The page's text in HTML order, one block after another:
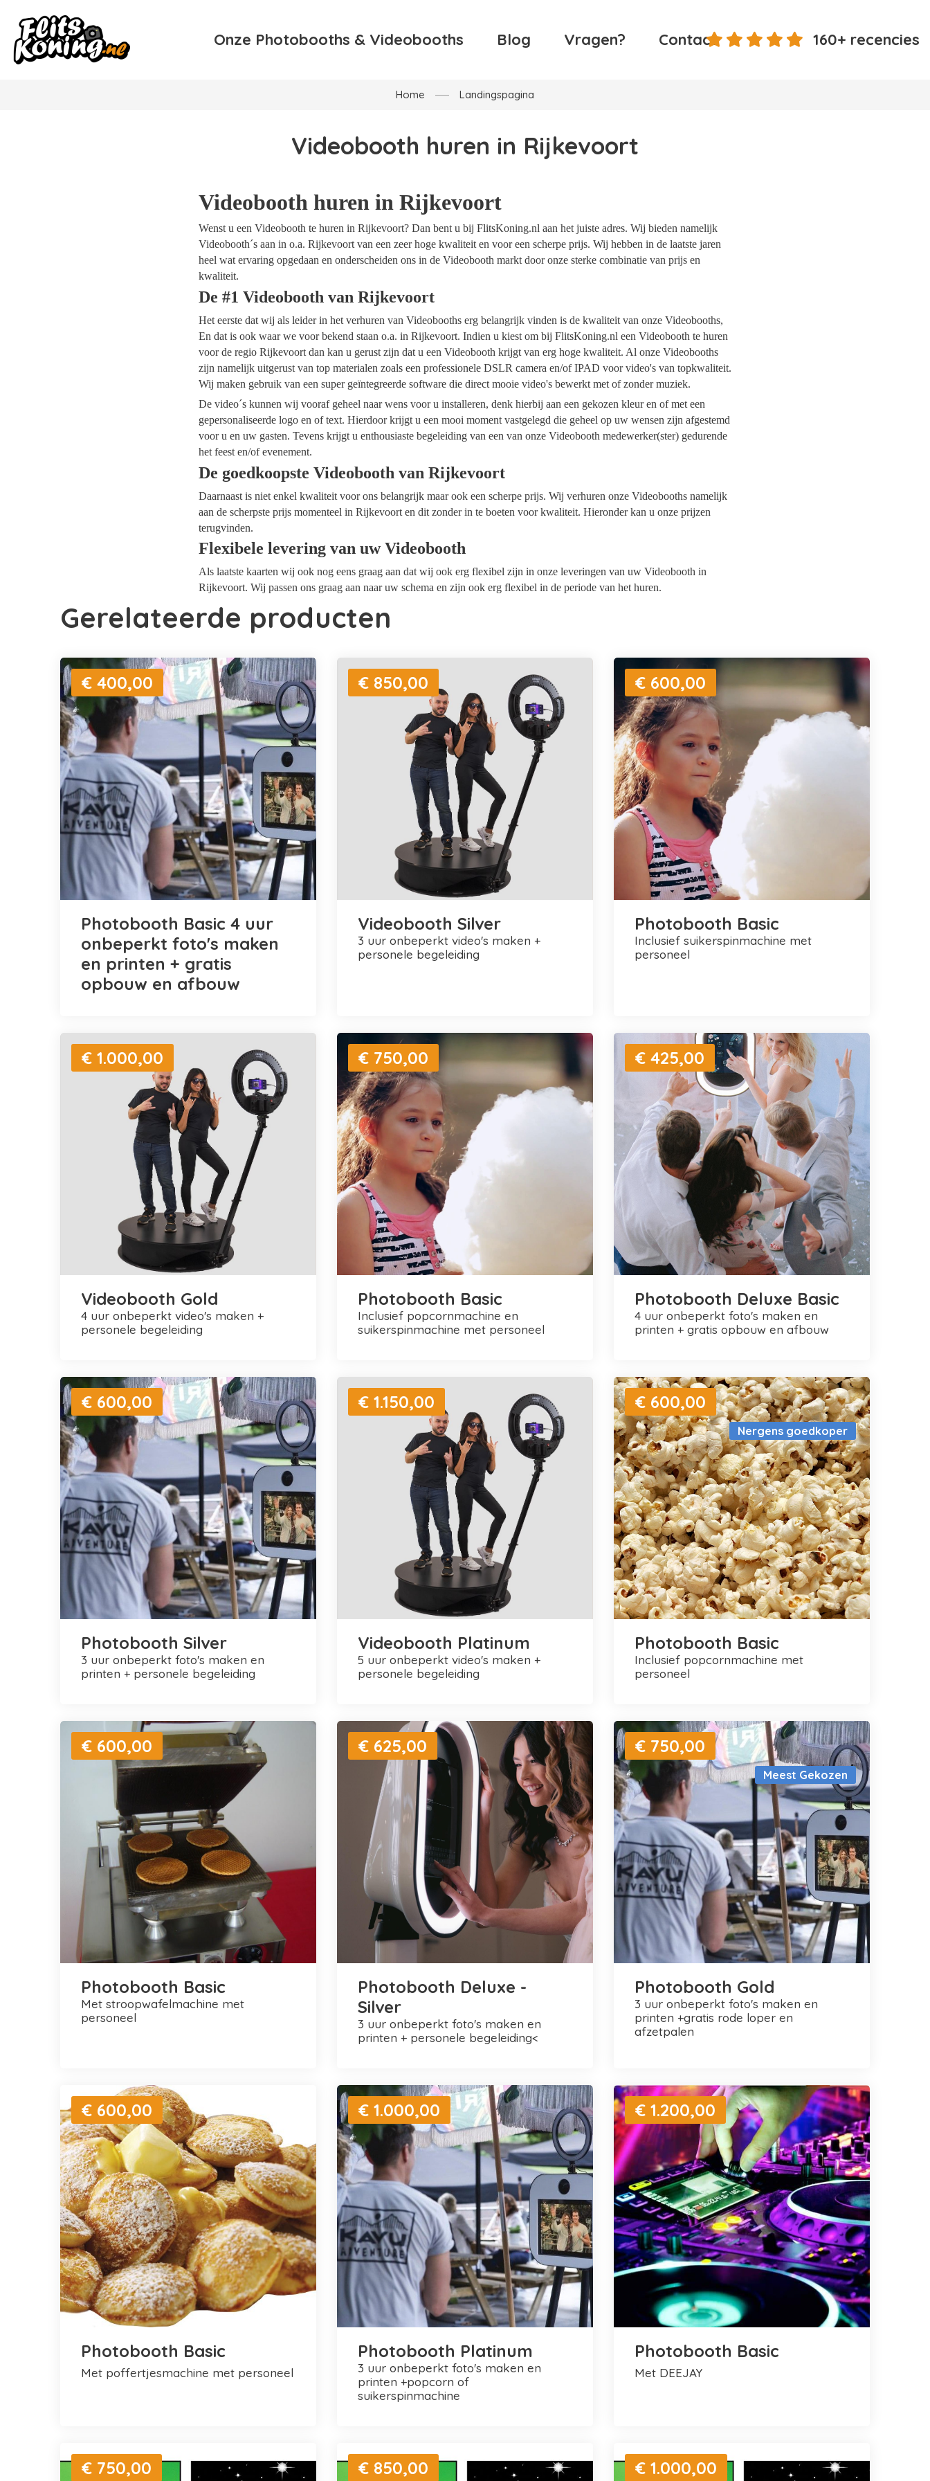
Onze Photobooths & Videobooths Blog Vragen? Contact 160+ recencies
Home Landingspagina
Videobooth huren in Rijkevoort
Videobooth huren in Rijkevoort
Wenst u een Videobooth te huren in Rijkevoort? Dan bent u bij FlitsKoning.nl aan het juiste adres. Wij bieden namelijk
Videobooth´s aan in o.a. Rijkevoort van een zeer hoge kwaliteit en voor een scherpe prijs. Wij hebben in de laatste jaren
heel wat ervaring opgedaan en onderscheiden ons in de Videobooth markt door onze sterke combinatie van prijs en
kwaliteit.
De #1 Videobooth van Rijkevoort
Het eerste dat wij als leider in het verhuren van Videobooths erg belangrijk vinden is de kwaliteit van onze Videobooths,
En dat is ook waar we voor bekend staan o.a. in Rijkevoort. Indien u kiest om bij FlitsKoning.nl een Videobooth te huren
voor de regio Rijkevoort dan kan u gerust zijn dat u een Videobooth krijgt van erg hoge kwaliteit. Al onze Videobooths
zijn namelijk uitgerust van top materialen zoals een professionele DSLR camera en/of IPAD voor video's van topkwaliteit.
Wij maken gebruik van een super geïntegreerde software die direct mooie video's bewerkt met of zonder muziek.
De video´s kunnen wij vooraf geheel naar wens voor u installeren, denk hierbij aan een gekozen kleur en of met een
gepersonaliseerde logo en of text. Hierdoor krijgt u een mooi moment vastgelegd die geheel op uw wensen zijn afgestemd
voor u en uw gasten. Tevens krijgt u enthousiaste begeleiding van een van onze Videobooth medewerker(ster) gedurende
het feest en/of evenement.
De goedkoopste Videobooth van Rijkevoort
Daarnaast is niet enkel kwaliteit voor ons belangrijk maar ook een scherpe prijs. Wij verhuren onze Videobooths namelijk
aan de scherpste prijs momenteel in Rijkevoort en dit zonder in te boeten voor kwaliteit. Hieronder kan u onze prijzen
terugvinden.
Flexibele levering van uw Videobooth
Als laatste kaarten wij ook nog eens graag aan dat wij ook erg flexibel zijn in onze leveringen van uw Videobooth in
Rijkevoort. Wij passen ons graag aan naar uw schema en zijn ook erg flexibel in de periode van het huren.
Gerelateerde producten
€ 400,00
Photobooth Basic 4 uur
onbeperkt foto's maken
en printen + gratis
opbouw en afbouw
€ 850,00
Videobooth Silver
3 uur onbeperkt video's maken +
personele begeleiding
€ 600,00
Photobooth Basic
inclusief suikerspinmachine met
personeel
€ 1.000,00
Videobooth Gold
4 uur onbeperkt video's maken +
personele begeleiding
€ 750,00
Photobooth Basic
inclusief popcornmachine en
suikerspinmachine met personeel
€ 425,00
Photobooth Deluxe Basic
4 uur onbeperkt foto's maken en
printen + gratis opbouw en afbouw
€ 600,00
Photobooth Silver
3 uur onbeperkt foto's maken en
printen + personele begeleiding
€ 1.150,00
Videobooth Platinum
5 uur onbeperkt video's maken +
personele begeleiding
Nergens goedkoper
€ 600,00
Photobooth Basic
inclusief popcornmachine met
personeel
€ 600,00
Photobooth Basic
met stroopwafelmachine met
personeel
€ 625,00
Photobooth Deluxe -
Silver
3 uur onbeperkt foto's maken en
printen + personele begeleiding<
Meest Gekozen
€ 750,00
Photobooth Gold
3 uur onbeperkt foto's maken en
printen +gratis rode loper en
afzetpalen
€ 600,00
Photobooth Basic
met poffertjesmachine met personeel
€ 1.000,00
Photobooth Platinum
3 uur onbeperkt foto's maken en
printen +popcorn of
suikerspinmachine
€ 1.200,00
Photobooth Basic
met DEEJAY
€ 750,00 € 850,00 € 1.000,00